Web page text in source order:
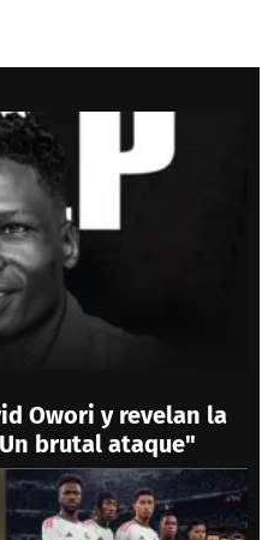
Owori y revelan la
brutal ataque"